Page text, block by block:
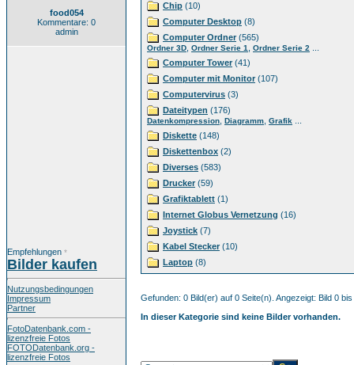
food054
Kommentare: 0
admin
Empfehlungen *
Bilder kaufen
Nutzungsbedingungen
Impressum
Partner
FotoDatenbank.com -
lizenzfreie Fotos
FOTODatenbank.org -
lizenzfreie Fotos
Chip (10)
Computer Desktop (8)
Computer Ordner(565)
Ordner 3D Ordner Serie 1 Ordner Serie 2
Computer Tower(41)
Computer mit Monitor(107)
Computervirus (3)
Dateitypen (176)
Datenkompression Diagramm Grafik
Diskette (148)
Diskettenbox (2)
Diverses (583)
Drucker(59)
Grafiktablett (1)
Internet Globus Vernetzung (16)
Joystick (7)
Kabel Stecker(10)
Laptop (8)
Gefunden: 0 Bild(er) auf 0 Seite(n). Angezeigt: Bild 0 bis
In dieser Kategorie sind keine Bilder vorhanden.